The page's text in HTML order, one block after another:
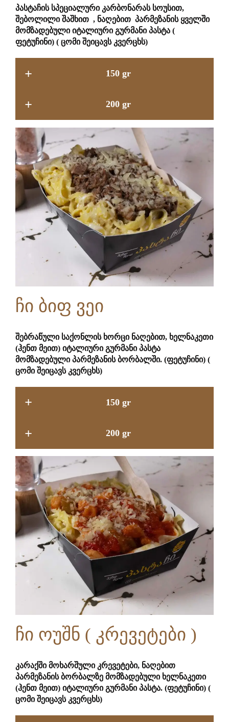
პასტაჩის სპეციალური კარბონარას სოუსით,
შებოლილი შაშხით , ნაღებით პარმეზანის ყველში
მომზადებული იტალიური გურმანი პასტა (
ფეტუჩინი) ( ცომი შეიცავს კვერცხს)
+ 150 gr
+ 200 gr
19.9 GEL
ჩი ბიფ ვეი
შებრაწული საქონლის ხორცი ნაღებით, ხელნაკეთი
(ჰენთ მეით) იტალიური გურმანი პასტა
მომზადებული პარმეზანის ბორბალში. (ფეტუჩინი) (
ცომი შეიცავს კვერცხს)
+ 150 gr
+ 200 gr
22.9 GEL
ჩი ოუშნ ( კრევეტები )
კარაქში მოხარშული კრევეტები, ნაღებით
პარმეზანის ბორბალზე მომზადებული ხელნაკეთი
(ჰენთ მეით) იტალიური გურმანი პასტა. (ფეტუჩინი) (
ცომი შეიცავს კვერცხს)